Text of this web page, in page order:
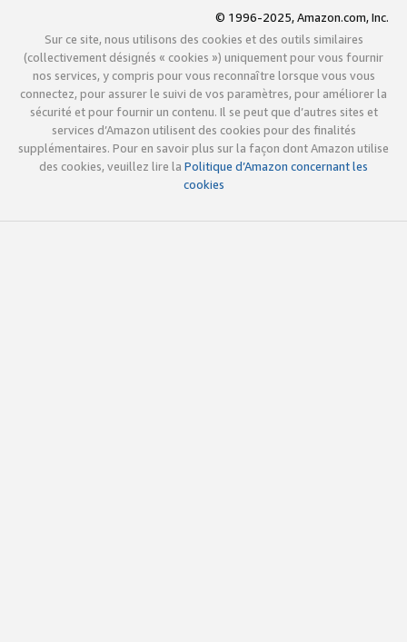
© 1996-2025, Amazon.com, Inc.
Sur ce site, nous utilisons des cookies et des outils similaires
(collectivement désignés « cookies ») uniquement pour vous fournir
nos services, y compris pour vous reconnaître lorsque vous vous
connectez, pour assurer le suivi de vos paramètres, pour améliorer la
sécurité et pour fournir un contenu. Il se peut que d’autres sites et
services d’Amazon utilisent des cookies pour des finalités
supplémentaires. Pour en savoir plus sur la façon dont Amazon utilise
des cookies, veuillez lire la Politique d’Amazon concernant les
cookies